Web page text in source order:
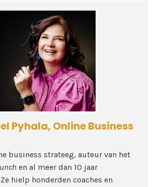
Pyhala, Online Business
business strateeg, auteur van het
en al meer dan 10 jaar
hielp honderden coaches en